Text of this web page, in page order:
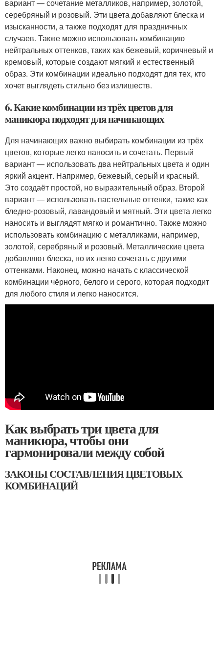
вариант — сочетание металликов, например, золотой,
серебряный и розовый. Эти цвета добавляют блеска и
изысканности, а также подходят для праздничных
случаев. Также можно использовать комбинацию
нейтральных оттенков, таких как бежевый, коричневый и
кремовый, которые создают мягкий и естественный
образ. Эти комбинации идеально подходят для тех, кто
хочет выглядеть стильно без излишеств.
6. Какие комбинации из трёх цветов для
маникюра подходят для начинающих
Для начинающих важно выбирать комбинации из трёх
цветов, которые легко наносить и сочетать. Первый
вариант — использовать два нейтральных цвета и один
яркий акцент. Например, бежевый, серый и красный.
Это создаёт простой, но выразительный образ. Второй
вариант — использовать пастельные оттенки, такие как
бледно-розовый, лавандовый и мятный. Эти цвета легко
наносить и выглядят мягко и романтично. Также можно
использовать комбинацию с металликами, например,
золотой, серебряный и розовый. Металлические цвета
добавляют блеска, но их легко сочетать с другими
оттенками. Наконец, можно начать с классической
комбинации чёрного, белого и серого, которая подходит
для любого стиля и легко наносится.
Как выбрать три цвета для
маникюра, чтобы они
гармонировали между собой
ЗАКОНЫ СОСТАВЛЕНИЯ ЦВЕТОВЫХ
КОМБИНАЦИЙ